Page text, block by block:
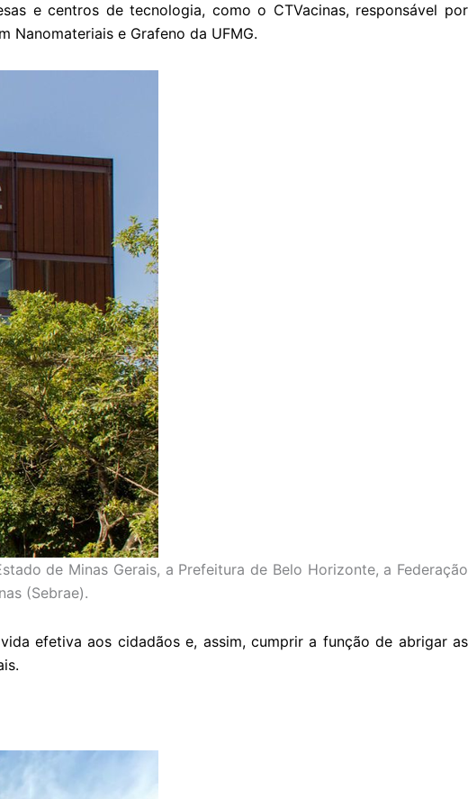
e centros de tecnologia, como o CTVacinas, responsável por
Nanomateriais e Grafeno da UFMG.
de Minas Gerais, a Prefeitura de Belo Horizonte, a Federação
(Sebrae).
efetiva aos cidadãos e, assim, cumprir a função de abrigar as